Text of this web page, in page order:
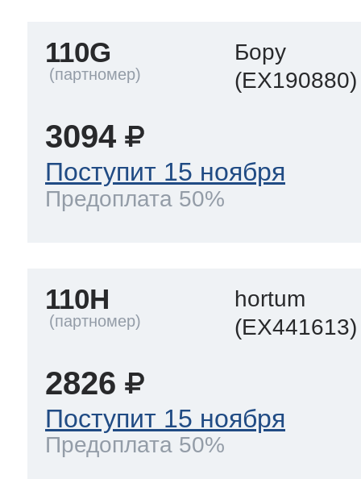
110G
Бору
(EX190880)
3094
Поступит 15 ноября
Предоплата 50%
110H
hortum
(EX441613)
2826
Поступит 15 ноября
Предоплата 50%